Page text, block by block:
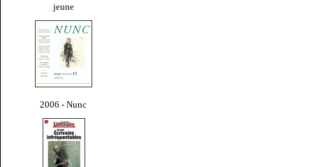
jeune
2006 - Nunc